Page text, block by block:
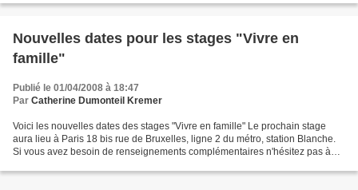
Nouvelles dates pour les stages "Vivre en
famille"
Publié le 01/04/2008 à 18:47
Par Catherine Dumonteil Kremer
Voici les nouvelles dates des stages "Vivre en famille" Le prochain stage
aura lieu à Paris 18 bis rue de Bruxelles, ligne 2 du métro, station Blanche.
Si vous avez besoin de renseignements complémentaires n'hésitez pas à